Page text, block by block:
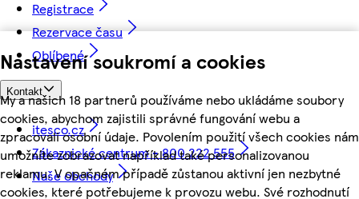
Nastavení soukromí a cookies
My a našich 18 partnerů používáme nebo ukládáme soubory
cookies, abychom zajistili správné fungování webu a
zpracovali osobní údaje. Povolením použití všech cookies nám
umožníte zobrazovat například také personalizovanou
reklamu. V opačném případě zůstanou aktivní jen nezbytné
cookies, které potřebujeme k provozu webu. Své rozhodnutí
Registrace
Rezervace času
Oblíbené
Kontakt
itesco.cz
Zákaznické centrum - 800 222 555
Naše obchody